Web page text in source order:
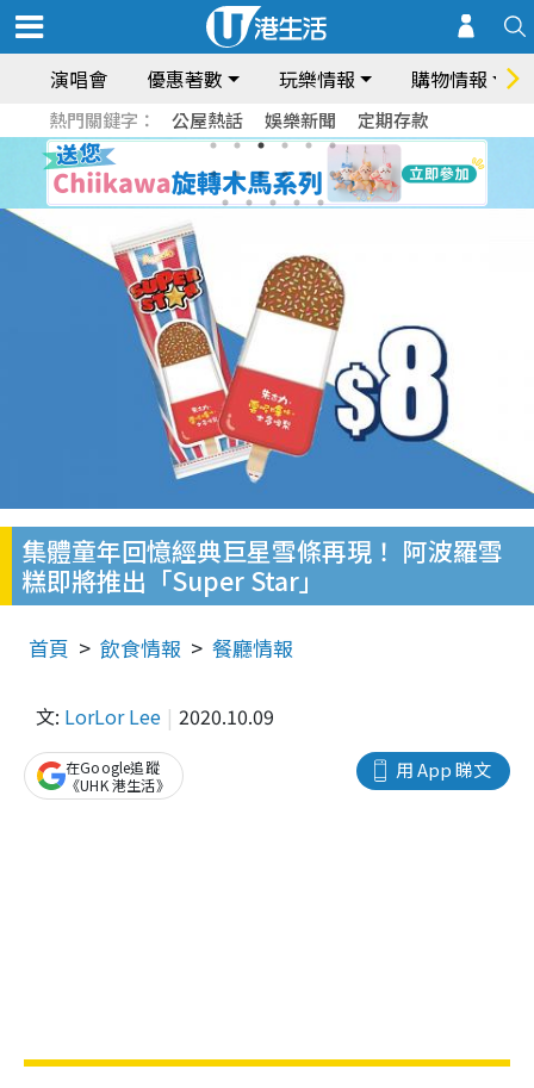
演唱會 優惠著數 玩樂情報 購物情報
熱門關鍵字： 公屋熱話 娛樂新聞 定期存款
集體童年回憶經典巨星雪條再現！ 阿波羅雪
糕即將推出「Super Star」
首頁 飲食情報 餐廳情報
文: LorLor Lee 2020.10.09
用 App 睇文
在Google追蹤
《UHK 港生活》